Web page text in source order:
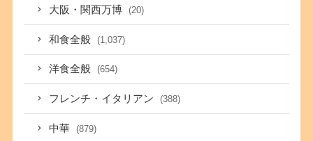
大阪・関西万博 (20)
和食全般 (1,037)
洋食全般 (654)
フレンチ・イタリアン (388)
中華 (879)